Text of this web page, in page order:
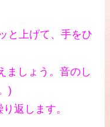
と上げて、手をひ
ましょう。音のし
)
返します。